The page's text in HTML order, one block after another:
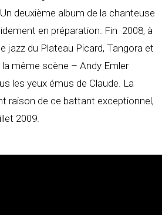
deuxième album de la chanteuse
en préparation. Fin 2008, à
jazz du Plateau Picard, Tangora et
même scène – Andy Emler
les yeux émus de Claude. La
raison de ce battant exceptionnel,
2009.